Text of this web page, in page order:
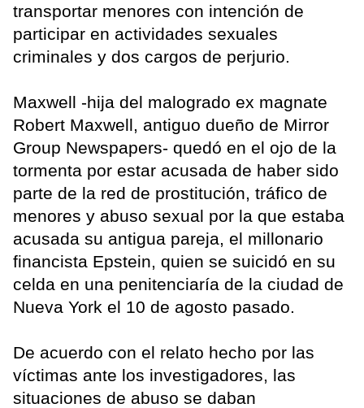
transportar menores con intención de
participar en actividades sexuales
criminales y dos cargos de perjurio.
Maxwell -hija del malogrado ex magnate
Robert Maxwell, antiguo dueño de Mirror
Group Newspapers- quedó en el ojo de la
tormenta por estar acusada de haber sido
parte de la red de prostitución, tráfico de
menores y abuso sexual por la que estaba
acusada su antigua pareja, el millonario
financista Epstein, quien se suicidó en su
celda en una penitenciaría de la ciudad de
Nueva York el 10 de agosto pasado.
De acuerdo con el relato hecho por las
víctimas ante los investigadores, las
situaciones de abuso se daban